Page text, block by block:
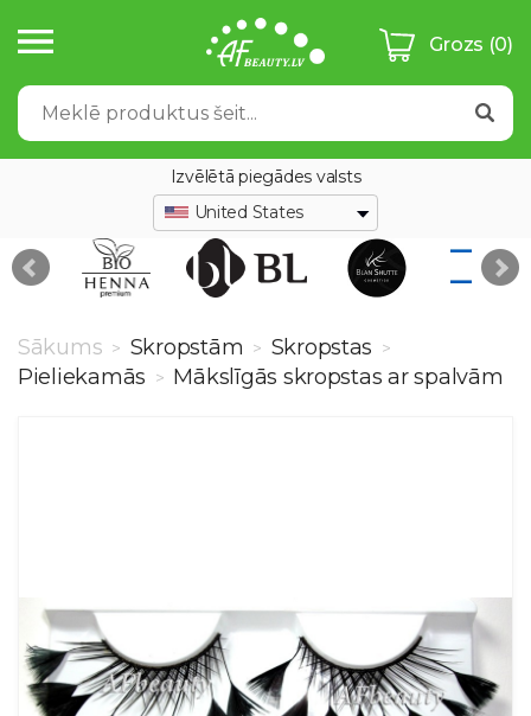
Grozs (0)
Izvēlētā piegādes valsts
United States
Sākums > Skropstām > Skropstas >
Pieliekamās > Mākslīgās skropstas ar spalvām